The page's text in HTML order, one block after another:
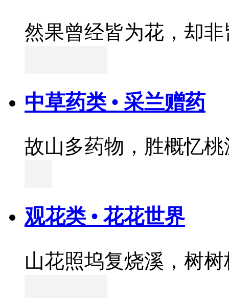
然果曾经皆为花，却
中草药类 • 采兰赠药
故山多药物，胜概忆桃
观花类 • 花花世界
山花照坞复烧溪，树